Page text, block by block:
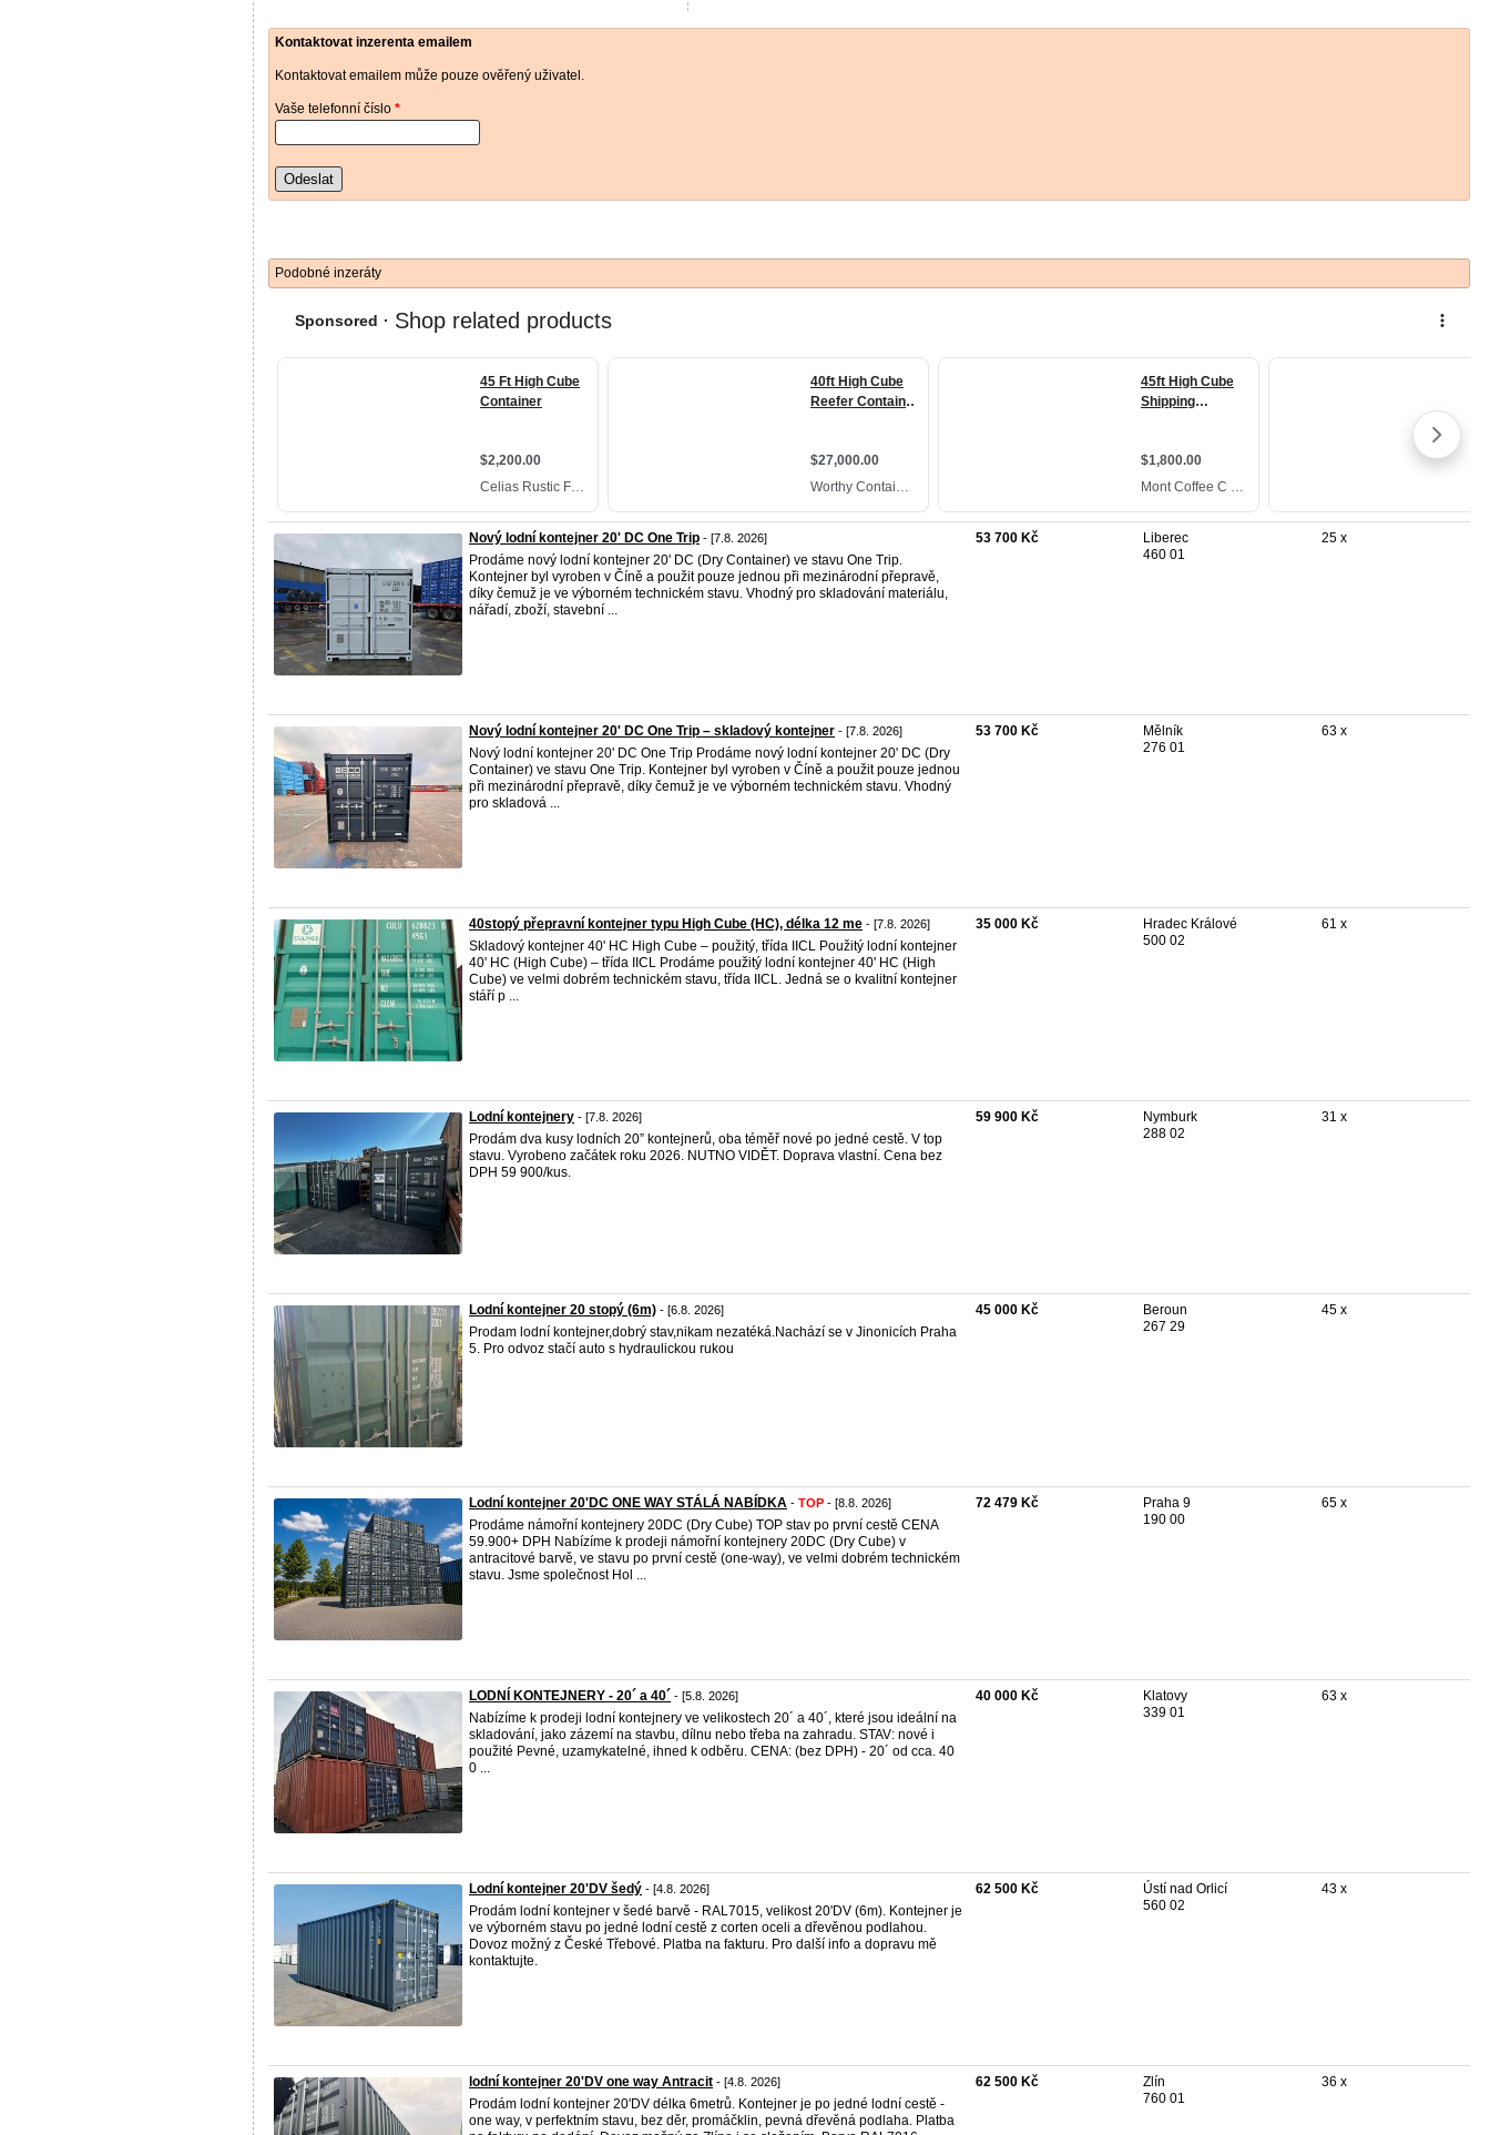
Kontaktovat inzerenta emailem
Kontaktovat emailem může pouze ověřený uživatel.
Vaše telefonní číslo *
Odeslat
Podobné inzeráty
Nový lodní kontejner 20' DC One Trip - [7.8. 2026]
Prodáme nový lodní kontejner 20' DC (Dry Container) ve stavu One Trip.
Kontejner byl vyroben v Číně a použit pouze jednou při mezinárodní přepravě,
díky čemuž je ve výborném technickém stavu. Vhodný pro skladování materiálu,
nářadí, zboží, stavební ...
53 700 Kč
Liberec
460 01
25 x
Nový lodní kontejner 20' DC One Trip – skladový kontejner - [7.8. 2026]
Nový lodní kontejner 20' DC One Trip Prodáme nový lodní kontejner 20' DC (Dry
Container) ve stavu One Trip. Kontejner byl vyroben v Číně a použit pouze jednou
při mezinárodní přepravě, díky čemuž je ve výborném technickém stavu. Vhodný
pro skladová ...
53 700 Kč
Mělník
276 01
63 x
40stopý přepravní kontejner typu High Cube (HC), délka 12 me - [7.8. 2026]
Skladový kontejner 40' HC High Cube – použitý, třída IICL Použitý lodní kontejner
40' HC (High Cube) – třída IICL Prodáme použitý lodní kontejner 40' HC (High
Cube) ve velmi dobrém technickém stavu, třída IICL. Jedná se o kvalitní kontejner
stáří p ...
35 000 Kč
Hradec Králové
500 02
61 x
Lodní kontejnery - [7.8. 2026]
Prodám dva kusy lodních 20” kontejnerů, oba téměř nové po jedné cestě. V top
stavu. Vyrobeno začátek roku 2026. NUTNO VIDĚT. Doprava vlastní. Cena bez
DPH 59 900/kus.
59 900 Kč
Nymburk
288 02
31 x
Lodní kontejner 20 stopý (6m) - [6.8. 2026]
Prodam lodní kontejner,dobrý stav,nikam nezatéká.Nachází se v Jinonicích Praha
5. Pro odvoz stačí auto s hydraulickou rukou
45 000 Kč
Beroun
267 29
45 x
Lodní kontejner 20'DC ONE WAY STÁLÁ NABÍDKA - TOP - [8.8. 2026]
Prodáme námořní kontejnery 20DC (Dry Cube) TOP stav po první cestě CENA
59.900+ DPH Nabízíme k prodeji námořní kontejnery 20DC (Dry Cube) v
antracitové barvě, ve stavu po první cestě (one-way), ve velmi dobrém technickém
stavu. Jsme společnost Hol ...
72 479 Kč
Praha 9
190 00
65 x
LODNÍ KONTEJNERY - 20´ a 40´ - [5.8. 2026]
Nabízíme k prodeji lodní kontejnery ve velikostech 20´ a 40´, které jsou ideální na
skladování, jako zázemí na stavbu, dílnu nebo třeba na zahradu. STAV: nové i
použité Pevné, uzamykatelné, ihned k odběru. CENA: (bez DPH) - 20´ od cca. 40
0 ...
40 000 Kč
Klatovy
339 01
63 x
Lodní kontejner 20'DV šedý - [4.8. 2026]
Prodám lodní kontejner v šedé barvě - RAL7015, velikost 20'DV (6m). Kontejner je
ve výborném stavu po jedné lodní cestě z corten oceli a dřevěnou podlahou.
Dovoz možný z České Třebové. Platba na fakturu. Pro další info a dopravu mě
kontaktujte.
62 500 Kč
Ústí nad Orlicí
560 02
43 x
lodní kontejner 20'DV one way Antracit - [4.8. 2026]
Prodám lodní kontejner 20'DV délka 6metrů. Kontejner je po jedné lodní cestě -
one way, v perfektním stavu, bez děr, promáčklin, pevná dřevěná podlaha. Platba
62 500 Kč
Zlín
760 01
36 x